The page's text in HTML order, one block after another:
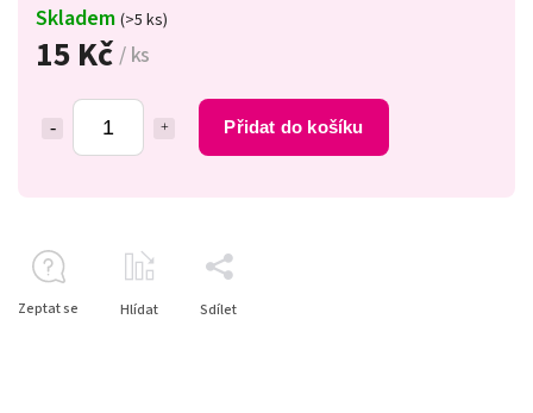
15 Kč/ ks
Přidat do košíku
Skladem (>5 ks)
Zeptat se Hlídat Sdílet